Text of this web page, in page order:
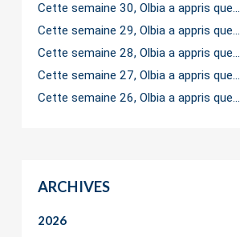
Cette semaine 30, Olbia a appris que…
Cette semaine 29, Olbia a appris que…
Cette semaine 28, Olbia a appris que…
Cette semaine 27, Olbia a appris que…
Cette semaine 26, Olbia a appris que…
ARCHIVES
2026